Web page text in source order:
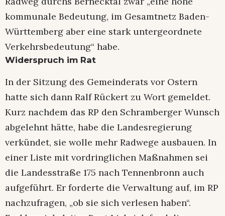
kommunale Bedeutung, im Gesamtnetz Baden-
Württemberg aber eine stark untergeordnete
Verkehrsbedeutung“ habe.
Widerspruch im Rat
In der Sitzung des Gemeinderats vor Ostern
hatte sich dann Ralf Rückert zu Wort gemeldet.
Kurz nachdem das RP den Schramberger Wunsch
abgelehnt hätte, habe die Landesregierung
verkündet, sie wolle mehr Radwege ausbauen. In
einer Liste mit vordringlichen Maßnahmen sei
die Landesstraße 175 nach Tennenbronn auch
aufgeführt. Er forderte die Verwaltung auf, im RP
nachzufragen, „ob sie sich verlesen haben“.